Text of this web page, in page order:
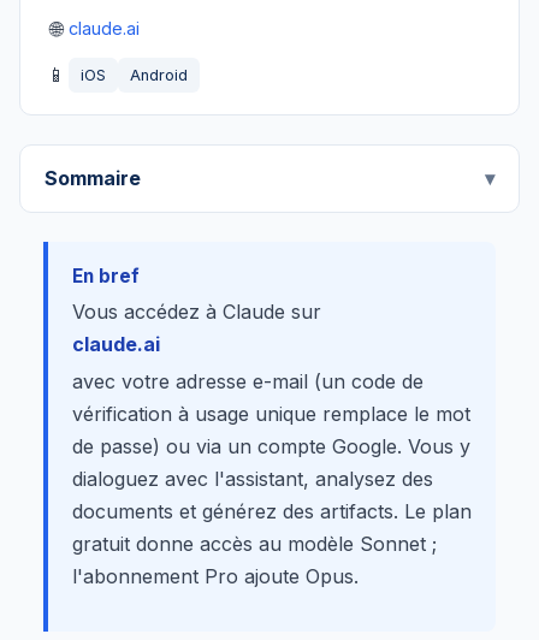
🌐 claude.ai
📱 iOS Android
Sommaire
En bref
Vous accédez à Claude sur
claude.ai
avec votre adresse e-mail (un code de
vérification à usage unique remplace le mot
de passe) ou via un compte Google. Vous y
dialoguez avec l'assistant, analysez des
documents et générez des artifacts. Le plan
gratuit donne accès au modèle Sonnet ;
l'abonnement Pro ajoute Opus.